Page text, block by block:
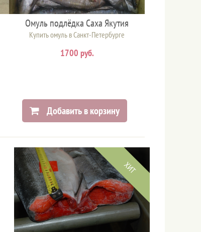
Омуль подлёдка Саха Якутия
Купить омуль в Санкт-Петербурге
1700 руб.
Добавить в корзину
ХИТ